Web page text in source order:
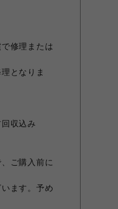
修理または
となりま
収込み
ご購入前に
ます。予め